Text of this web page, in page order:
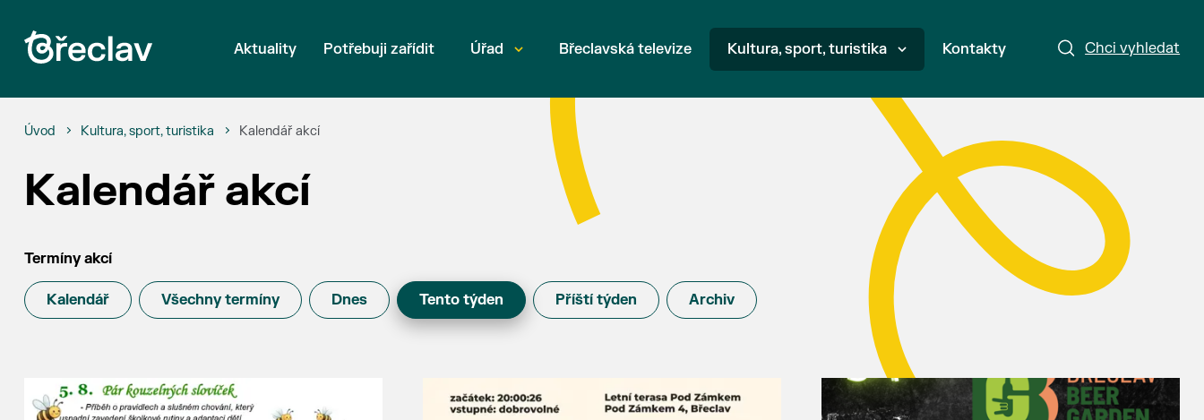
Chci vyhledat
Aktuality Potřebuji zařídit Úřad Břeclavská televize Kultura, sport, turistika Kontakty
Úvod Kultura, sport, turistika Kalendář akcí
Kalendář akcí
Termíny akcí
Kalendář Všechny termíny Dnes Tento týden Příští týden Archiv